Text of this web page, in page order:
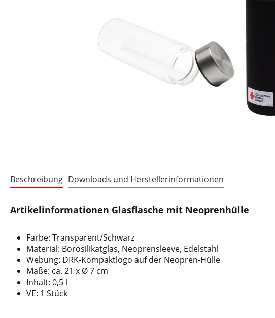
Beschreibung Downloads und Herstellerinformationen
Artikelinformationen Glasflasche mit Neoprenhülle
Farbe: Transparent/Schwarz
Material: Borosilikatglas, Neoprensleeve, Edelstahl
Webung: DRK-Kompaktlogo auf der Neopren-Hülle
Maße: ca. 21 x Ø 7 cm
Inhalt: 0,5 l
VE: 1 Stück